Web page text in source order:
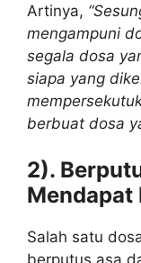
Artinya,
mengampuni
segala dosa
siapa yang
berbuat dosa
2).
Mendapat
Salah satu